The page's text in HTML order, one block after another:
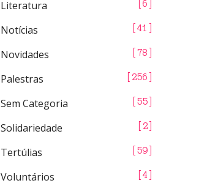
Literatura 6
Notícias 41
Novidades 78
Palestras 256
Sem Categoria 55
Solidariedade 2
Tertúlias 59
Voluntários 4